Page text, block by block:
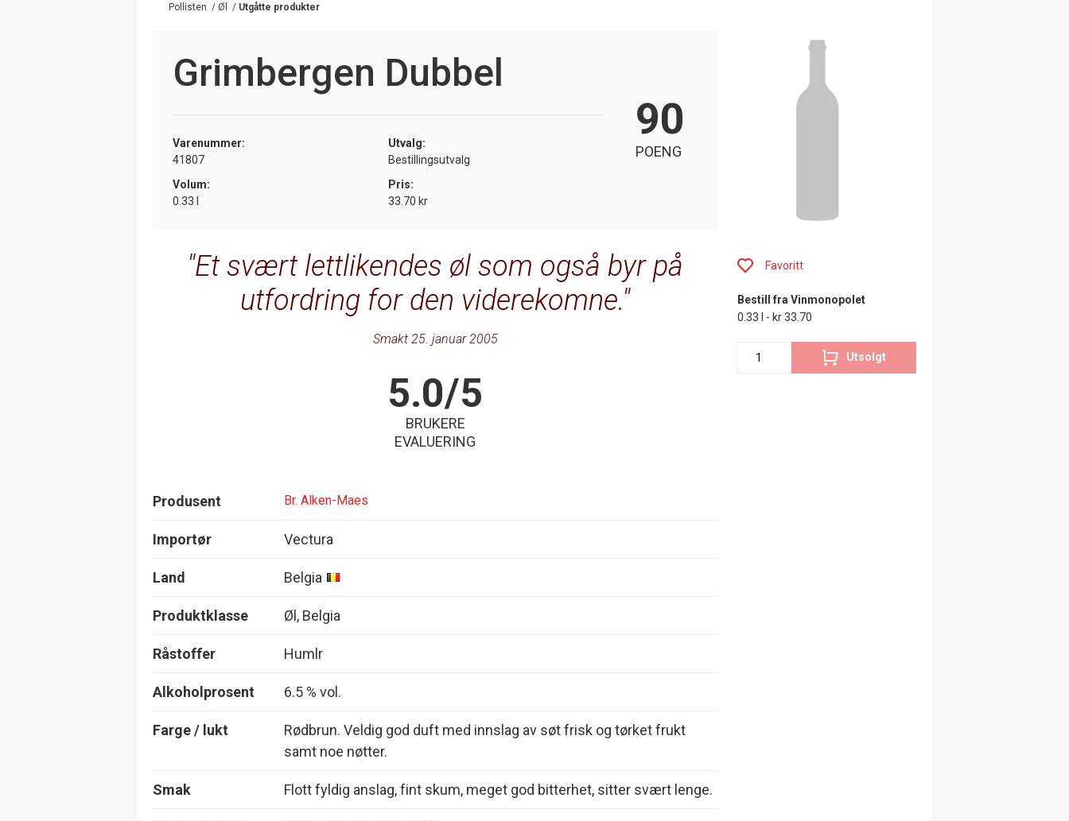
Pollisten / Øl / Utgåtte produkter
Grimbergen Dubbel
Varenummer:
41807
Utvalg:
Bestillingsutvalg
Volum:
0.33 l
Pris:
33.70 kr
90
POENG
Et svært lettlikendes øl som også byr på
utfordring for den viderekomne.
Smakt 25. januar 2005
5.0/5
BRUKERE
EVALUERING
Produsent Br. Alken-Maes
Importør Vectura
Land Belgia
Produktklasse Øl, Belgia
Råstoffer Humlr
Alkoholprosent 6.5 % vol.
Farge / lukt
Rødbrun. Veldig god duft med innslag av søt frisk og tørket frukt
samt noe nøtter.
Smak Flott fyldig anslag, fint skum, meget god bitterhet, sitter svært lenge.
Favoritt
Bestill fra Vinmonopolet
0.33 l - kr 33.70
Utsolgt